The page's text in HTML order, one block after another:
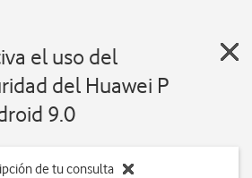
el uso del
del Huawei P
9.0
de tu consulta